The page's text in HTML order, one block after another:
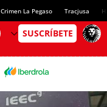
Crimen La Pegaso Tracjusa